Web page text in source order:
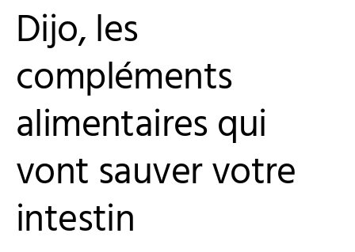
Dijo, les
compléments
alimentaires qui
vont sauver votre
intestin